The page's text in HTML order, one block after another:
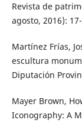
Revista de
agosto, 2016):
Martínez Frías,
escultura
Diputación
Mayer Brown,
Iconography: A